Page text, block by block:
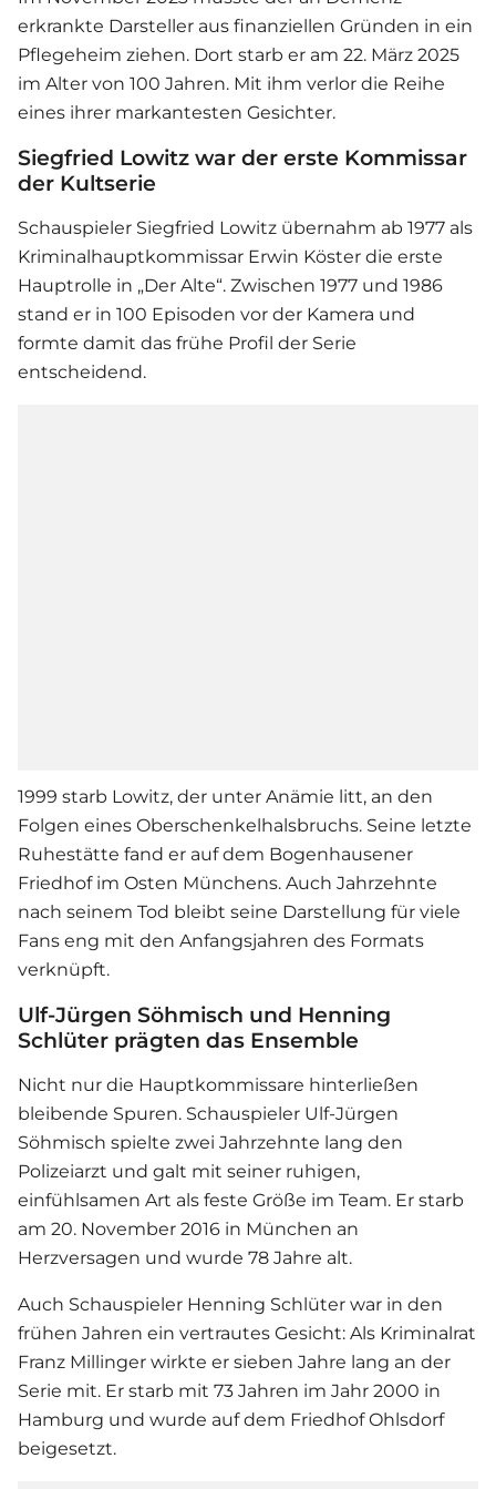
erkrankte Darsteller aus finanziellen Gründen in ein
Pflegeheim ziehen. Dort starb er am 22. März 2025
im Alter von 100 Jahren. Mit ihm verlor die Reihe
eines ihrer markantesten Gesichter.
Siegfried Lowitz war der erste Kommissar
der Kultserie
Schauspieler Siegfried Lowitz übernahm ab 1977 als
Kriminalhauptkommissar Erwin Köster die erste
Hauptrolle in „Der Alte“. Zwischen 1977 und 1986
stand er in 100 Episoden vor der Kamera und
formte damit das frühe Profil der Serie
entscheidend.
1999 starb Lowitz, der unter Anämie litt, an den
Folgen eines Oberschenkelhalsbruchs. Seine letzte
Ruhestätte fand er auf dem Bogenhausener
Friedhof im Osten Münchens. Auch Jahrzehnte
nach seinem Tod bleibt seine Darstellung für viele
Fans eng mit den Anfangsjahren des Formats
verknüpft.
Ulf-Jürgen Söhmisch und Henning
Schlüter prägten das Ensemble
Nicht nur die Hauptkommissare hinterließen
bleibende Spuren. Schauspieler Ulf-Jürgen
Söhmisch spielte zwei Jahrzehnte lang den
Polizeiarzt und galt mit seiner ruhigen,
einfühlsamen Art als feste Größe im Team. Er starb
am 20. November 2016 in München an
Herzversagen und wurde 78 Jahre alt.
Auch Schauspieler Henning Schlüter war in den
frühen Jahren ein vertrautes Gesicht: Als Kriminalrat
Franz Millinger wirkte er sieben Jahre lang an der
Serie mit. Er starb mit 73 Jahren im Jahr 2000 in
Hamburg und wurde auf dem Friedhof Ohlsdorf
beigesetzt.